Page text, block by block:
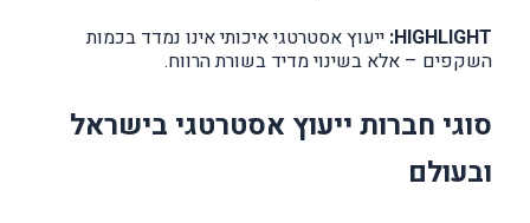
HIGHLIGHT: ייעוץ אסטרטגי איכותי אינו נמדד בכמות
השקפים – אלא בשינוי מדיד בשורת הרווח.
סוגי חברות ייעוץ אסטרטגי בישראל
ובעולם